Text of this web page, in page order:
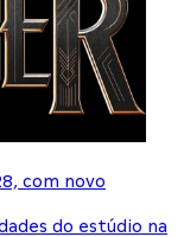
com novo
do estúdio na